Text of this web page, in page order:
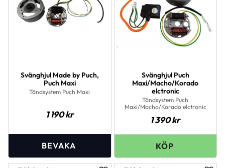
Svänghjul Made by Puch,
Puch Maxi
Tändsystem Puch Maxi
1 190kr
Svänghjul Puch
Maxi/Macho/Korado
elctronic
Tändsystem Puch
Maxi/Macho/Korado elctronic
1 390kr